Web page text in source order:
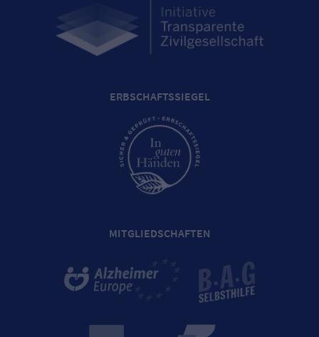
ERBSCHAFTSSIEGEL
MITGLIEDSCHAFTEN